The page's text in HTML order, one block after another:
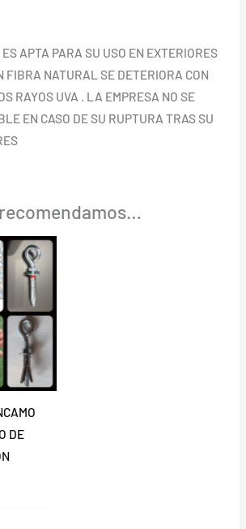
APTA PARA SU USO EN EXTERIORES
FIBRA NATURAL SE DETERIORA CON
RAYOS UVA . LA EMPRESA NO SE
EN CASO DE SU RUPTURA TRAS SU
DE